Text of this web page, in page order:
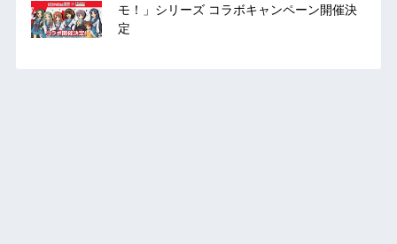
モ！」シリーズ コラボキャンペーン開催決
定